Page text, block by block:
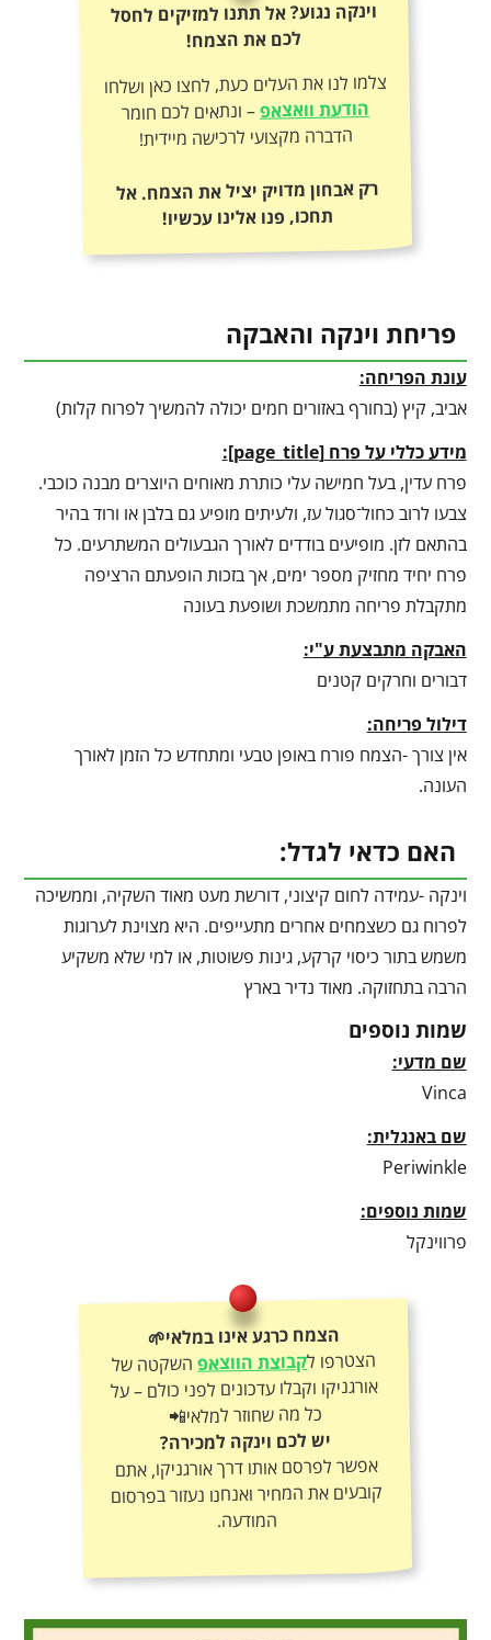
וינקה נגוע? אל תתנו למזיקים לחסל
לכם את הצמח!
צלמו לנו את העלים כעת, לחצו כאן ושלחו
הודעת וואצאפ– ונתאים לכם חומר
הדברה מקצועי לרכישה מיידית!
רק אבחון מדויק יציל את הצמח. אל
תחכו, פנו אלינו עכשיו!
פריחת וינקה והאבקה
עונת הפריחה:
אביב, קיץ (בחורף באזורים חמים יכולה להמשיך לפרוח קלות)
מידע כללי על פרח[
page_title
]
:
פרח עדין, בעל חמישה עלי כותרת מאוחים היוצרים מבנה כוכבי.
צבעו לרוב כחול־סגול עז, ולעיתים מופיע גם בלבן או ורוד בהיר
בהתאם לזן. מופיעים בודדים לאורך הגבעולים המשתרעים. כל
פרח יחיד מחזיק מספר ימים, אך בזכות הופעתם הרציפה
מתקבלת פריחה מתמשכת ושופעת בעונה
האבקה מתבצעת ע"י:
דבורים וחרקים קטנים
דילול פריחה:
אין צורך -הצמח פורח באופן טבעי ומתחדש כל הזמן לאורך
העונה.
האם כדאי לגדל:
וינקה -עמידה לחום קיצוני, דורשת מעט מאוד השקיה, וממשיכה
לפרוח גם כשצמחים אחרים מתעייפים. היא מצוינת לערוגות
משמש בתור כיסוי קרקע, גינות פשוטות, או למי שלא משקיע
הרבה בתחזוקה. מאוד נדיר בארץ
שמות נוספים
שם מדעי:
Vinca
שם באנגלית:
Periwinkle
שמות נוספים:
פרווינקל
הצמח כרגע אינו במלאי🌱
הצטרפו לקבוצת הווצאפהשקטה של
אורגניקו וקבלו עדכונים לפני כולם – על
כל מה שחוזר למלאי📲
יש לכם וינקה למכירה?
אפשר לפרסם אותו דרך אורגניקו, אתם
קובעים את המחיר ואנחנו נעזור בפרסום
המודעה.